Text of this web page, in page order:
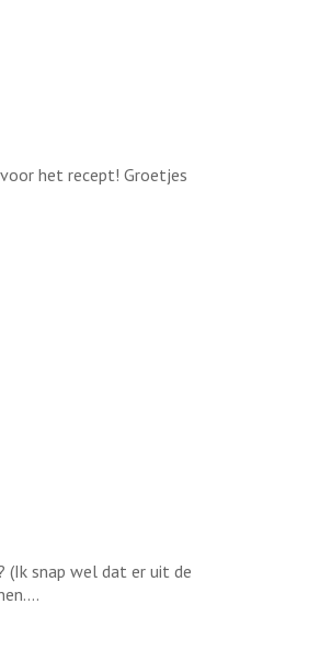
het recept! Groetjes
(Ik snap wel dat er uit de